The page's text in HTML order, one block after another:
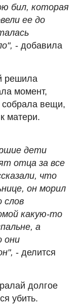
бил, которая
ее до
- добавила
решила
момент,
собрала вещи,
матери.
дети
отца за все
что
он морил
слов
какую-то
а
они
- делится
долгое
убить.